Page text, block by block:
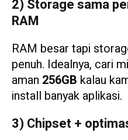
2) Storage sama
RAM
RAM besar tapi
penuh. Idealnya, cari
aman 256GB kalau
install banyak aplikasi.
3) Chipset +